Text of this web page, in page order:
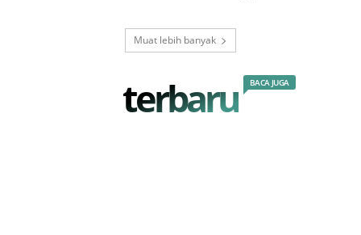
Muat lebih banyak
terbaru BACA JUGA